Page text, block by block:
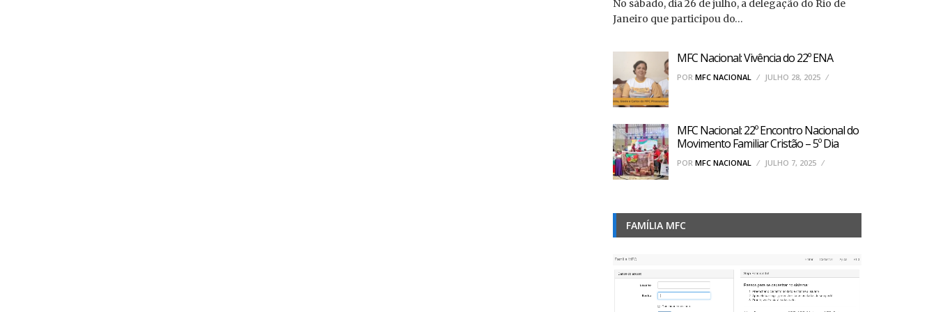
No sábado, dia 26 de julho, a delegação do Rio de
Janeiro que participou do…
MFC Nacional: Vivência do 22º ENA
POR MFC NACIONAL JULHO 28, 2025
MFC Nacional: 22º Encontro Nacional do
Movimento Familiar Cristão – 5º Dia
POR MFC NACIONAL JULHO 7, 2025
FAMÍLIA MFC